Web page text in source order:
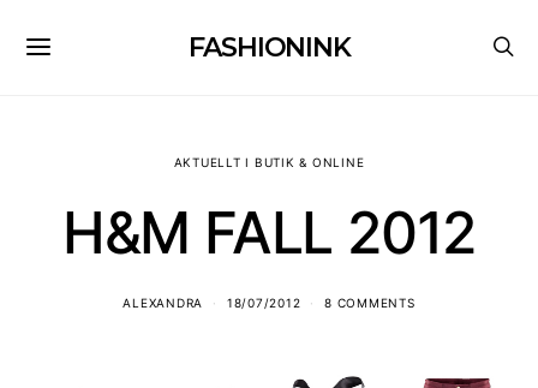
FASHIONINK
AKTUELLT I BUTIK & ONLINE
H&M FALL 2012
ALEXANDRA 18/07/2012 8 COMMENTS